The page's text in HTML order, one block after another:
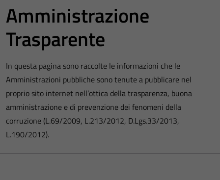
Amministrazione
Trasparente
In questa pagina sono raccolte le informazioni che le
Amministrazioni pubbliche sono tenute a pubblicare nel
proprio sito internet nell’ottica della trasparenza, buona
amministrazione e di prevenzione dei fenomeni della
corruzione (L.69/2009, L.213/2012, D.Lgs.33/2013,
L.190/2012).